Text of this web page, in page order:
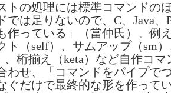
トの処理には標準コマンドの
では足りないので、C、Java、
作っている」（當仲氏）。例
ト（self）、サムアップ（sm
、桁揃え（keta）など自作コマ
わせ、「コマンドをパイプで
ぐだけで最終的な形を作って